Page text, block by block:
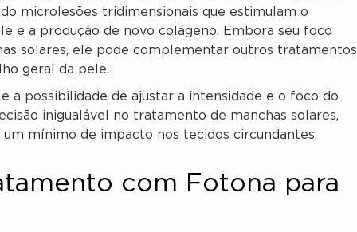
microlesões tridimensionais que estimulam o
e a produção de novo colágeno. Embora seu foco
solares, ele pode complementar outros tratamentos
geral da pele.
a possibilidade de ajustar a intensidade e o foco do
inigualável no tratamento de manchas solares,
mínimo de impacto nos tecidos circundantes.
com Fotona para